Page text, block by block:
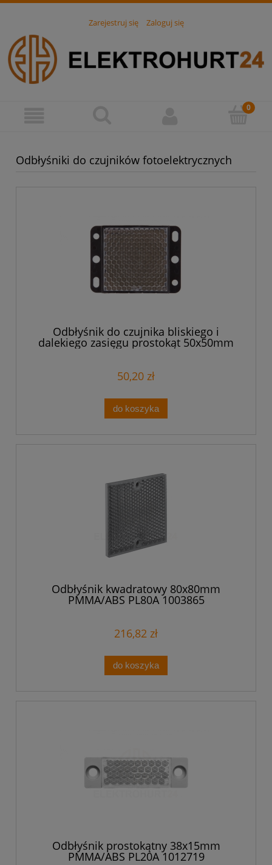
Zarejestruj się Zaloguj się
Odbłyśniki do czujników fotoelektrycznych
Odbłyśnik do czujnika bliskiego i
dalekiego zasięgu prostokąt 50x50mm
XUZC50
50,20 zł
do koszyka
Odbłyśnik kwadratowy 80x80mm
PMMA/ABS PL80A 1003865
216,82 zł
do koszyka
Odbłyśnik prostokątny 38x15mm
PMMA/ABS PL20A 1012719